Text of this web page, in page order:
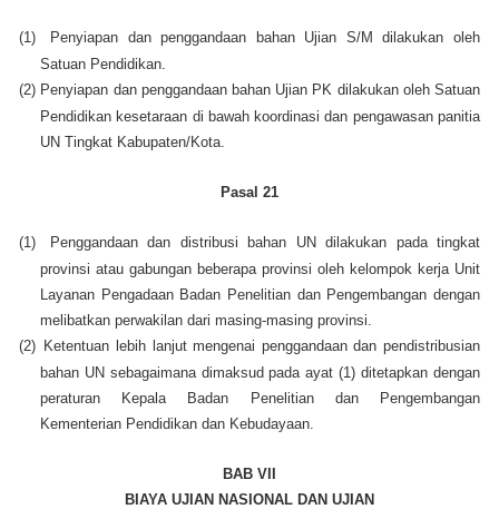
(1)
Penyiapan dan penggandaan bahan Ujian S/M dilakukan oleh
Satuan Pendidikan.
(2) Penyiapan dan penggandaan bahan Ujian PK dilakukan oleh Satuan
Pendidikan kesetaraan di bawah koordinasi dan pengawasan panitia
UN Tingkat Kabupaten/Kota.
Pasal 21
(1)
Penggandaan dan distribusi bahan UN dilakukan pada tingkat
provinsi atau gabungan beberapa provinsi oleh kelompok kerja Unit
Layanan Pengadaan Badan Penelitian dan Pengembangan dengan
melibatkan perwakilan dari masing-masing provinsi.
(2) Ketentuan lebih lanjut mengenai penggandaan dan pendistribusian
bahan UN sebagaimana dimaksud pada ayat (1) ditetapkan dengan
peraturan Kepala Badan Penelitian dan Pengembangan
Kementerian Pendidikan dan Kebudayaan.
BAB VII
BIAYA UJIAN NASIONAL DAN UJIAN